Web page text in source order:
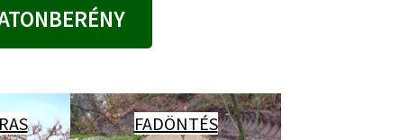
FADÖNTÉS